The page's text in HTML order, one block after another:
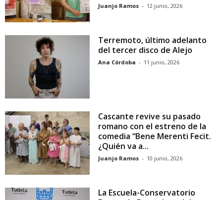
Juanjo Ramos - 12 junio, 2026
Terremoto, último adelanto
del tercer disco de Alejo
Ana Córdoba - 11 junio, 2026
Cascante revive su pasado
romano con el estreno de la
comedia “Bene Merenti Fecit.
¿Quién va a...
Juanjo Ramos - 10 junio, 2026
La Escuela-Conservatorio